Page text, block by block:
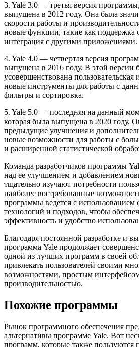
3. Yale 3.0 — третья версия
выпущена в 2012 году. Она была
скорости работы и
новые функции, такие как
интеграция с другими приложениями.
4. Yale 4.0 — четвертая версия
выпущена в 2016 году. В этой версии
усовершенствована
новые инструменты для работы с
фильтры и сортировка.
5. Yale 5.0 — последняя на данный
которая была выпущена в 2020 году.
предыдущие улучшения и
новые возможности для работы с
и расширенной статистической
Команда разработчиков программы
над ее улучшением и добавлением
тщательно изучают потребности
наиболее востребованные
программы ведется с
технологий и подходов, чтобы
эффективность и удобство
Благодаря постоянной разработке и
программа Yale продолжает
одной из лучших программ в своей
привлекать пользователей своими
возможностями, простым
производительностью.
Похожие программы
Рынок программного обеспечения
альтернативы программе Yale. Вот
программ, которые также пользуются